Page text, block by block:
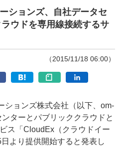
ションズ、自社データセ
ウドを専用線接続するサ
（2015/11/18 06:00）
ョンズ株式会社（以下、om-
ターとパブリッククラウドと
ス「CloudEx（クラウドイー
より提供開始すると発表し